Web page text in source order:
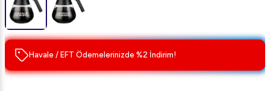
Havale / EFT Ödemelerinizde %2 İndirim!